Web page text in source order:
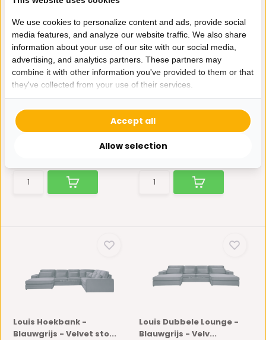
Loungebank Montreal -
Lichtbeige
Het bankstel Montreal is een
luxueuze bankstel b...
U-Bank Scott - Ronde
Lounge
alleen prachtig uit, ...
Op voorraad
Louis Hoekbank -
Blauwgrijs - Velvet sto...
Louis Dubbele Lounge -
Blauwgrijs - Velv...
We use cookies to personalize content and ads, provide social
media features, and analyze our website traffic. We also share
information about your use of our site with our social media,
advertising, and analytics partners. These partners may
combine it with other information you've provided to them or that
they've collected from your use of their services.
Allow selection
Accept all